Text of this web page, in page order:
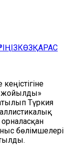
КӨЗҚАРАС
жойылды»
Түркия
бөлімшелері